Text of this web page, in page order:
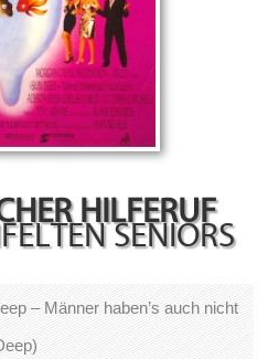
HILFERUF
SENIORS
– Männer haben’s auch nicht